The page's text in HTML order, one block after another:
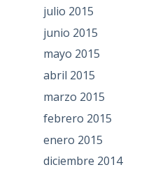
julio 2015
junio 2015
mayo 2015
abril 2015
marzo 2015
febrero 2015
enero 2015
diciembre 2014